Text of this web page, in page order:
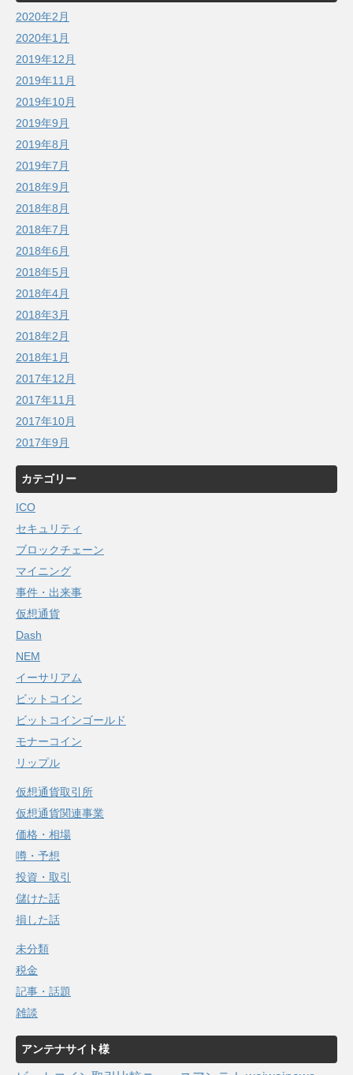
2020年2月
2020年1月
2019年12月
2019年11月
2019年10月
2019年9月
2019年8月
2019年7月
2018年9月
2018年8月
2018年7月
2018年6月
2018年5月
2018年4月
2018年3月
2018年2月
2018年1月
2017年12月
2017年11月
2017年10月
2017年9月
カテゴリー
ICO
セキュリティ
ブロックチェーン
マイニング
事件・出来事
仮想通貨
Dash
NEM
イーサリアム
ビットコイン
ビットコインゴールド
モナーコイン
リップル
仮想通貨取引所
仮想通貨関連事業
価格・相場
噂・予想
投資・取引
儲けた話
損した話
未分類
税金
記事・話題
雑談
アンテナサイト様